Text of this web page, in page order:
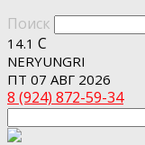
Поиск
14.1 C
NERYUNGRI
ПТ 07 АВГ 2026
8 (924) 872-59-34